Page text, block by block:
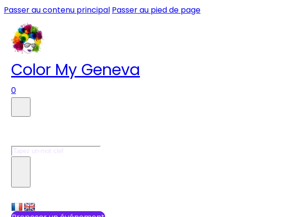
Passer au contenu principal Passer au pied de page
Color My Geneva
0
Rechercher
×